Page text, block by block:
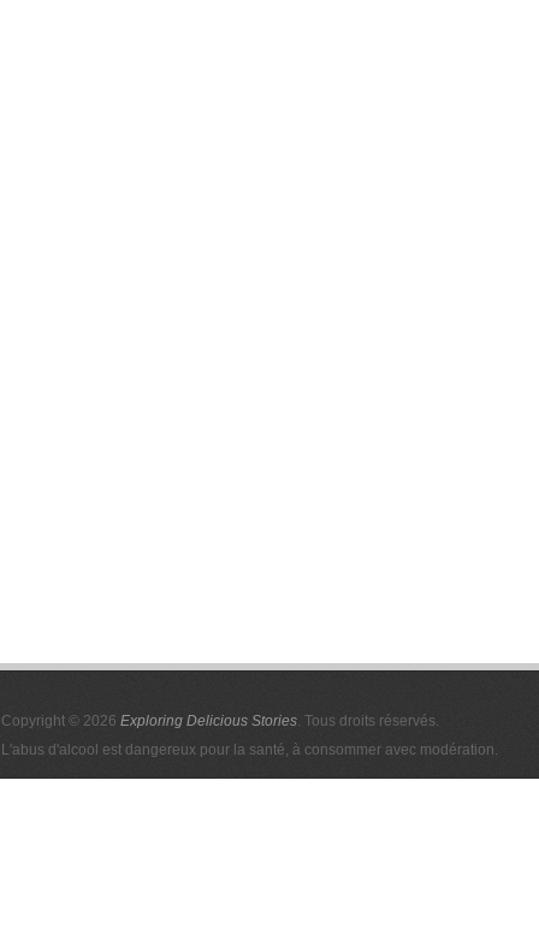
Copyright © 2026 Exploring Delicious Stories. Tous droits réservés.
L'abus d'alcool est dangereux pour la santé, à consommer avec modération.